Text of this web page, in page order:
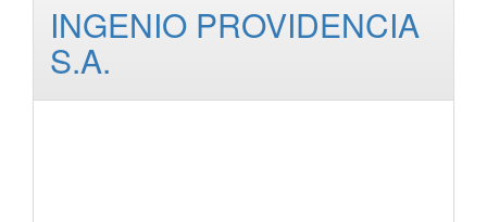
INGENIO PROVIDENCIA
S.A.